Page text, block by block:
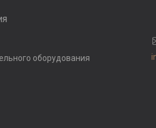
оборудования